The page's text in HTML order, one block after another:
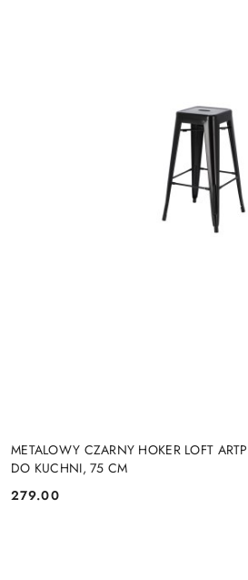
METALOWY CZARNY HOKER LOFT
DO KUCHNI, 75 CM
Cena:
279.00